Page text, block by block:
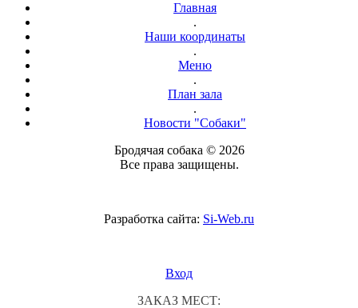
Главная
.
Наши координаты
.
Меню
.
План зала
.
Новости "Собаки"
Бродячая собака © 2026
Все права защищены.
Разработка сайта: Si-Web.ru
Вход
ЗАКАЗ МЕСТ: